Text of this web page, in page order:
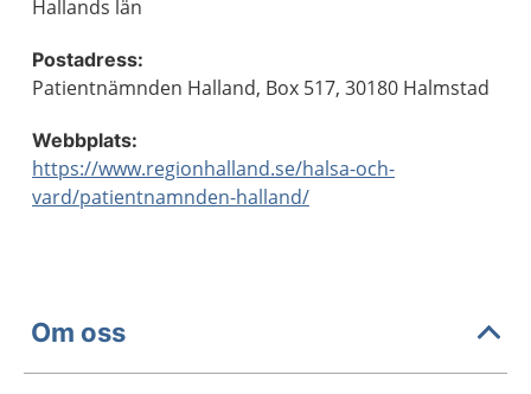
Hallands län
Postadress:
Patientnämnden Halland, Box 517, 30180 Halmstad
Webbplats:
https://www.regionhalland.se/halsa-och-
vard/patientnamnden-halland/
Om oss